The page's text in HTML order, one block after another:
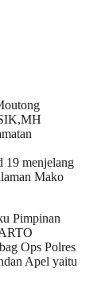
19 menjelang
Mako
Pimpinan
Ops Polres
Apel yaitu